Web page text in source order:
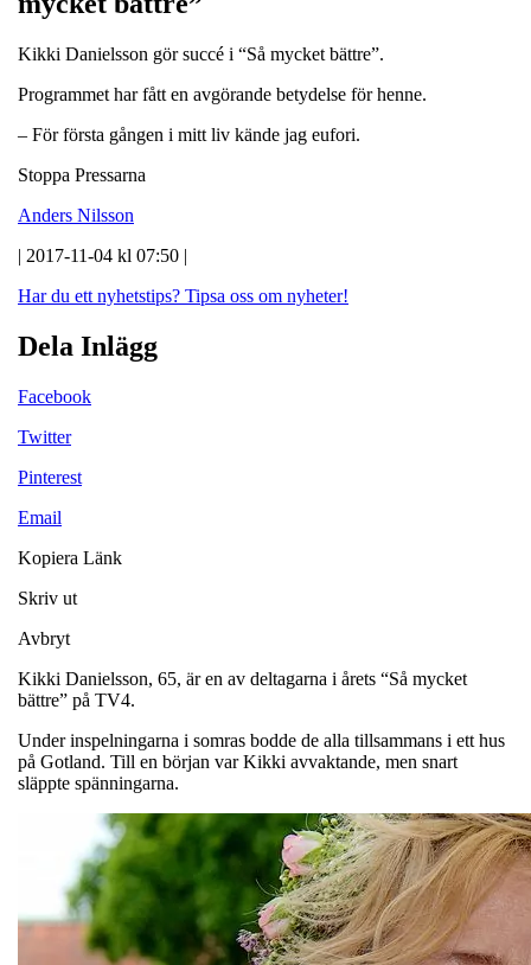
Kikki Danielsson gör succé i “Så mycket bättre”.
Programmet har fått en avgörande betydelse för henne.
– För första gången i mitt liv kände jag eufori.
Stoppa Pressarna
Anders Nilsson
| 2017-11-04 kl 07:50 |
Har du ett nyhetstips? Tipsa oss om nyheter!
Dela Inlägg
Facebook
Twitter
Pinterest
Email
Kopiera Länk
Skriv ut
Avbryt
Kikki Danielsson, 65, är en av deltagarna i årets “Så mycket
bättre” på TV4.
Under inspelningarna i somras bodde de alla tillsammans i ett hus
på Gotland. Till en början var Kikki avvaktande, men snart
släppte spänningarna.